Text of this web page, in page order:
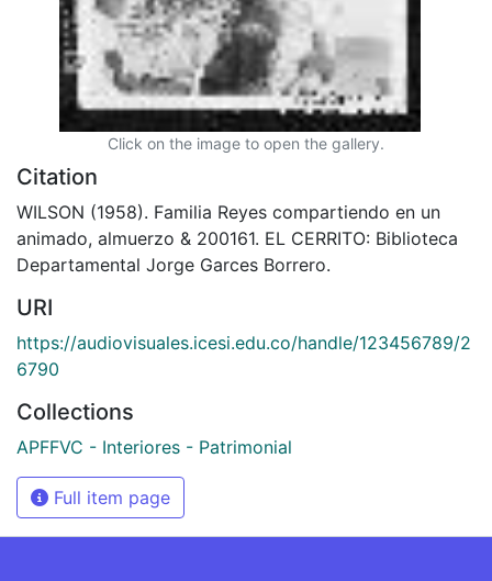
Click on the image to open the gallery.
Citation
WILSON (1958). Familia Reyes compartiendo en un
animado, almuerzo & 200161. EL CERRITO: Biblioteca
Departamental Jorge Garces Borrero.
URI
https://audiovisuales.icesi.edu.co/handle/123456789/2
6790
Collections
APFFVC - Interiores - Patrimonial
Full item page